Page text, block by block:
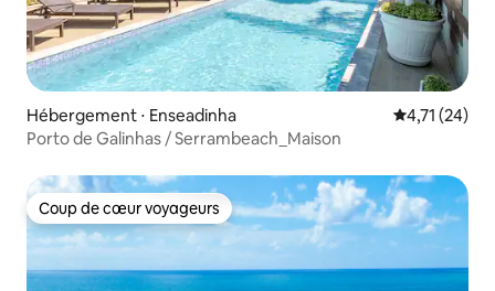
Hébergement ⋅ Enseadinha Évaluation
4,71 (24)
Porto de Galinhas / Serrambeach_Maison
Coup de cœur voyageurs
Coup de cœur voyageurs